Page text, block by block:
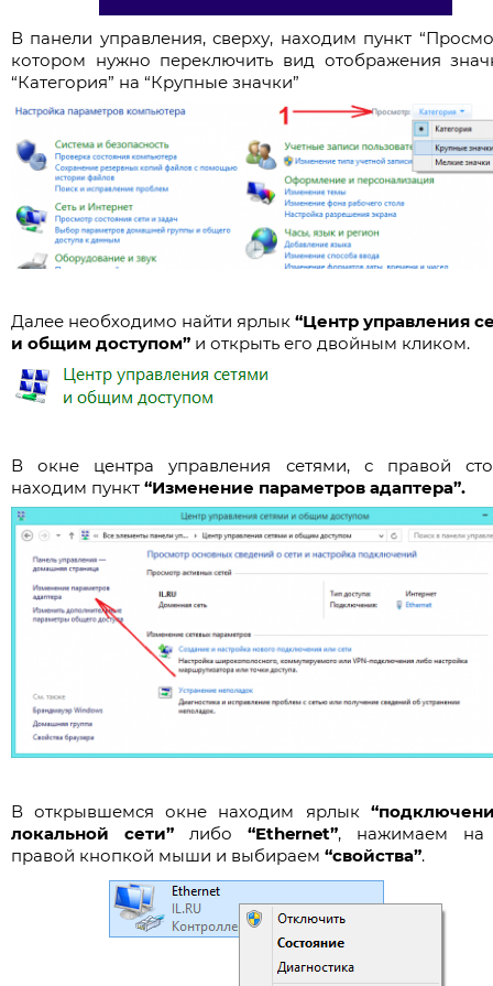
В панели управления, сверху, находим пункт
котором нужно переключить вид отображения
“Категория” на “Крупные значки”
Далее необходимо найти ярлык “Центр управления
и общим доступом” и открыть его двойным кликом.
В окне центра управления сетями, с правой
находим пункт “Изменение параметров адаптера”.
В открывшемся окне находим ярлык
локальной сети” либо “Ethernet”, нажимаем на
правой кнопкой мыши и выбираем “свойства”.